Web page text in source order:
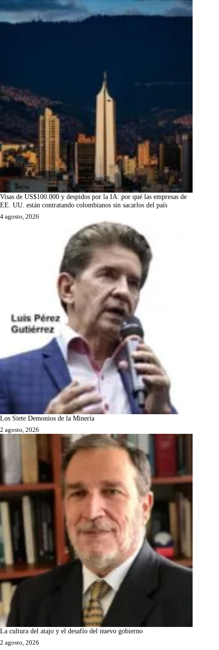
Visas de US$100.000 y despidos por la IA: por qué las empresas de
EE. UU. están contratando colombianos sin sacarlos del país
4 agosto, 2026
Los Siete Demonios de la Minería
2 agosto, 2026
La cultura del atajo y el desafío del nuevo gobierno
2 agosto, 2026